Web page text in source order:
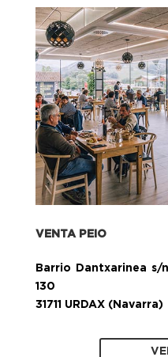
VENTA PEIO
Barrio Dantxarinea
130
31711 URDAX